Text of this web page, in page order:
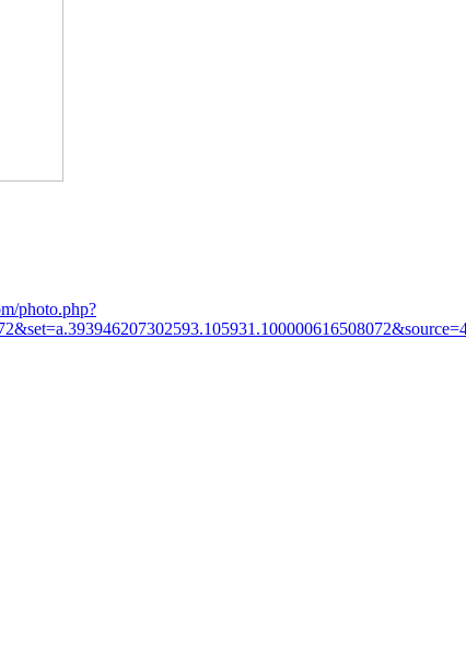
photo.php?